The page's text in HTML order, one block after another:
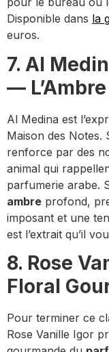
Disponible dans la
euros.
7. Al
—
Al Medina est
Maison des Notes.
renforce par des
animal qui
parfumerie arabe.
ambre profond,
imposant et une
est l’extrait qu’il
8. Rose
Floral
Pour terminer ce
Rose Vanille Igor